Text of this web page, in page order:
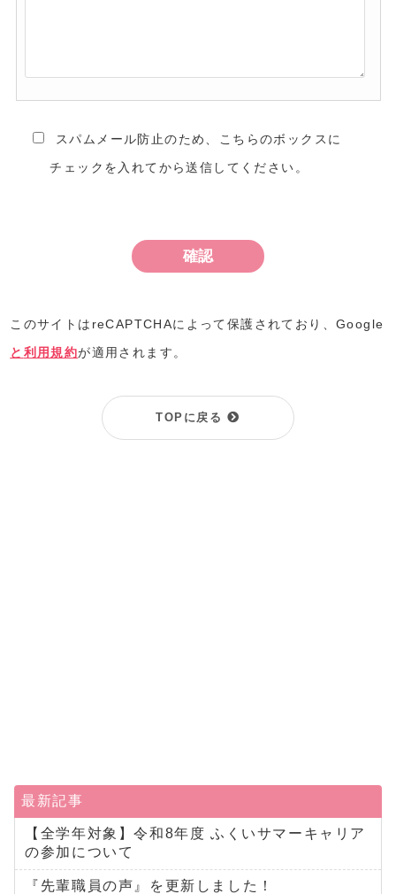
スパムメール防止のため、こちらのボックスに
チェックを入れてから送信してください。
このサイトはreCAPTCHAによって保護されており、Google
と 利用規約が適用されます。
TOPに戻る
最新記事
【全学年対象】令和8年度 ふくいサマーキャリア
の参加について
『先輩職員の声』を更新しました！